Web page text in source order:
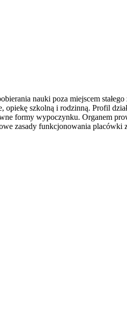
nauki poza miejscem
szkolną i rodzinną. Profil
formy wypoczynku. Organem
zasady funkcjonowania placówki